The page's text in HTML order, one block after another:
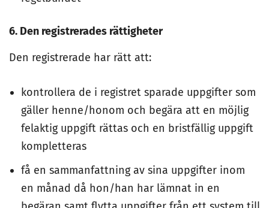
6. Den registrerades rättigheter
Den registrerade har rätt att:
kontrollera de i registret sparade uppgifter som
gäller henne/honom och begära att en möjlig
felaktig uppgift rättas och en bristfällig uppgift
kompletteras
få en sammanfattning av sina uppgifter inom
en månad då hon/han har lämnat in en